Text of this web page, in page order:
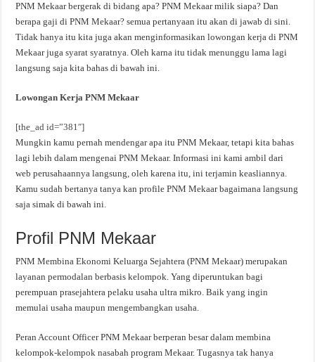
PNM Mekaar bergerak di bidang apa? PNM Mekaar milik siapa? Dan
berapa gaji di PNM Mekaar? semua pertanyaan itu akan di jawab di sini.
Tidak hanya itu kita juga akan menginformasikan lowongan kerja di PNM
Mekaar juga syarat syaratnya. Oleh karna itu tidak menunggu lama lagi
langsung saja kita bahas di bawah ini.
Lowongan Kerja PNM Mekaar
[the_ad id=”381″]
Mungkin kamu pernah mendengar apa itu PNM Mekaar, tetapi kita bahas
lagi lebih dalam mengenai PNM Mekaar. Informasi ini kami ambil dari
web perusahaannya langsung, oleh karena itu, ini terjamin keasliannya.
Kamu sudah bertanya tanya kan profile PNM Mekaar bagaimana langsung
saja simak di bawah ini.
Profil PNM Mekaar
PNM Membina Ekonomi Keluarga Sejahtera (PNM Mekaar) merupakan
layanan permodalan berbasis kelompok. Yang diperuntukan bagi
perempuan prasejahtera pelaku usaha ultra mikro. Baik yang ingin
memulai usaha maupun mengembangkan usaha.
Peran Account Officer PNM Mekaar berperan besar dalam membina
kelompok-kelompok nasabah program Mekaar. Tugasnya tak hanya